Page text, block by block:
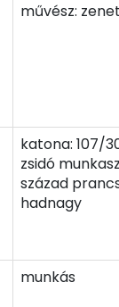
művész:
katona: 107/
zsidó
század
hadnagy
munkás